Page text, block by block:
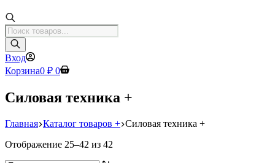
Поиск
товаров
Вход
Корзина0 ₽ 0
Силовая техника +
Главная Каталог товаров + Силовая техника +
Отображение 25–42 из 42